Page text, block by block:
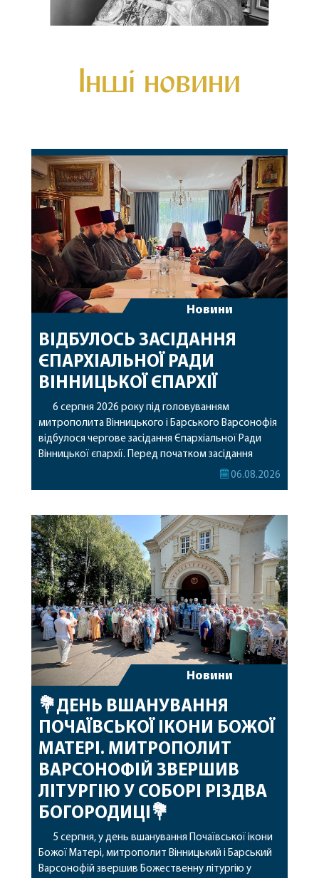
Інші новини
Новини
ВІДБУЛОСЬ ЗАСІДАННЯ
ЄПАРХІАЛЬНОЇ РАДИ
ВІННИЦЬКОЇ ЄПАРХІЇ
6 серпня 2026 року під головуванням
митрополита Вінницького і Барського Варсонофія
відбулося чергове засідання Єпархіальної Ради
Вінницької єпархії. Перед початком засідання
секретар Єпархіальної Ради від імені членів Ради
побажавши йому міцного здоров’я, Божої
допомоги, миру, духовної радості та
благословенних успіхів у подальшому
архіпастирському служінні. […]
06.08.2026
Новини
💐ДЕНЬ ВШАНУВАННЯ
ПОЧАЇВСЬКОЇ ІКОНИ БОЖОЇ
МАТЕРІ. МИТРОПОЛИТ
ВАРСОНОФІЙ ЗВЕРШИВ
ЛІТУРГІЮ У СОБОРІ РІЗДВА
БОГОРОДИЦІ💐
5 серпня, у день вшанування Почаївської ікони
Божої Матері, митрополит Вінницький і Барський
Варсонофій звершив Божественну літургію у